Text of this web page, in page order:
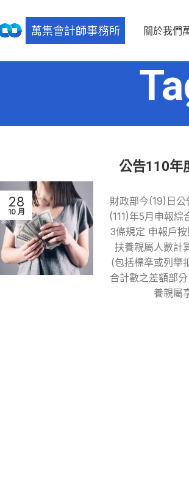
關於我們
28
10 月
公告110年
財政部今(19)日
(111)年5月申報
3條規定 申報戶
扶養親屬人數計
(包括標準或列舉
合計數之差額部
養親屬